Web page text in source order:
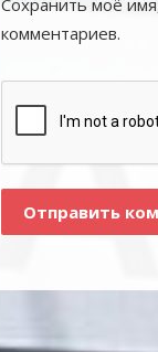
Сохранить моё
комментариев.